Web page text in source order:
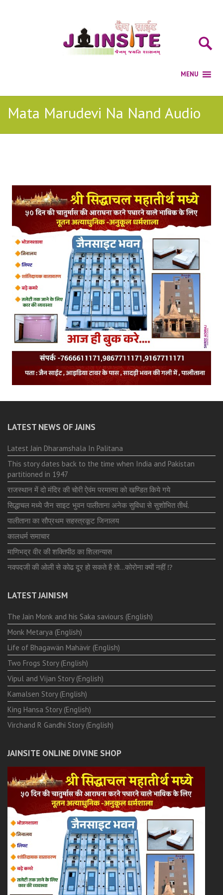
Mata Marudevi Na Nand Audio
LATEST NEWS OF JAINS
Latest Jain Dharamshala In Palitana
This story dates back to the time when India and Pakistan
partitioned in 1947
राजस्थान में दो मंदिर की चोरी ऐवंम परमात्मा को खण्डित किये गये
सिद्धाचल मध्ये जैन साइट भुवन पालीताना अनेक सुविधा से सुशोभित तीर्थ.
पालीताना का सौप्रथम सहस्त्रकूट जिनालय
कालधर्म समाचार
माणिभद्र वीर की शक्तिपीठ का शिलान्यास
नवपदजी की ओली से कोढ दूर हो सकते है तो…कोरोना क्यों नहीं ⁉️
LATEST JAINISM
The Jain Monk and his Saka saviours (English)
Monk Metarya (English)
Life of Bhagawän Mahävir (English)
Two Frogs Story (English)
Vipul and Vijan Story (English)
Kamalsen Story (English)
King Hansa Story (English)
Virchand R Gandhi Story (English)
JAINSITE ONLINE DIVINE SHOP